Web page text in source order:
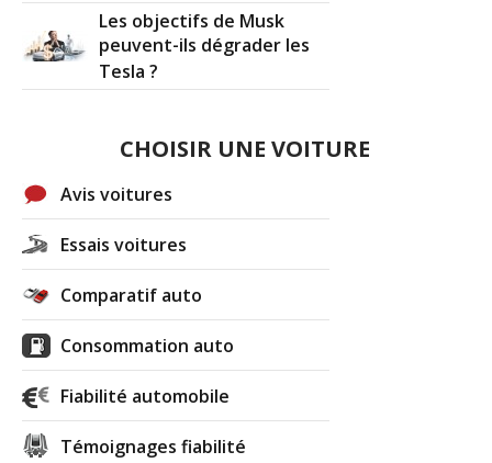
Les objectifs de Musk
peuvent-ils dégrader les
Tesla ?
CHOISIR UNE VOITURE
Avis voitures
Essais voitures
Comparatif auto
Consommation auto
Fiabilité automobile
Témoignages fiabilité